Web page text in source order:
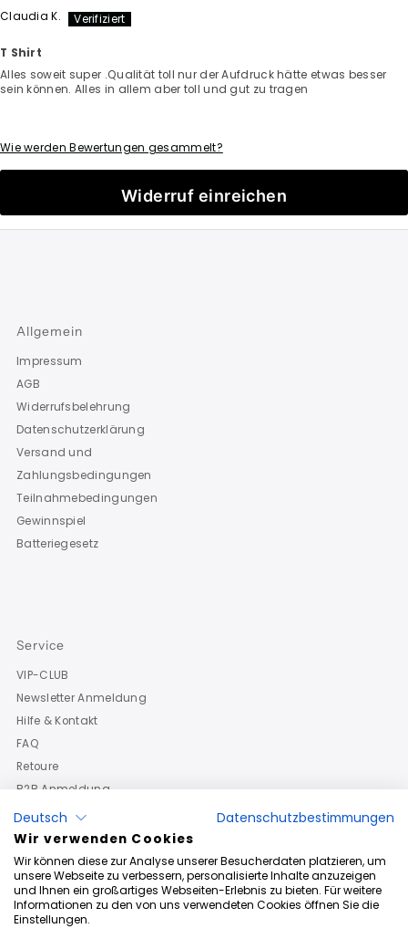
Claudia K.
T Shirt
Alles soweit super .Qualität toll nur der Aufdruck hätte etwas besser
sein können. Alles in allem aber toll und gut zu tragen
Wie werden Bewertungen gesammelt?
Widerruf einreichen
Allgemein
Impressum
AGB
Widerrufsbelehrung
Datenschutzerklärung
Versand und
Zahlungsbedingungen
Teilnahmebedingungen
Gewinnspiel
Batteriegesetz
Service
VIP-CLUB
Newsletter Anmeldung
Hilfe & Kontakt
FAQ
Retoure
B2B Anmeldung
Deutsch
Datenschutzbestimmungen
Wir verwenden Cookies
Wir können diese zur Analyse unserer Besucherdaten platzieren, um
unsere Webseite zu verbessern, personalisierte Inhalte anzuzeigen
und Ihnen ein großartiges Webseiten-Erlebnis zu bieten. Für weitere
Informationen zu den von uns verwendeten Cookies öffnen Sie die
Einstellungen.